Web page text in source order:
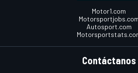
Motor1.com
Autosport.com
Contáctanos